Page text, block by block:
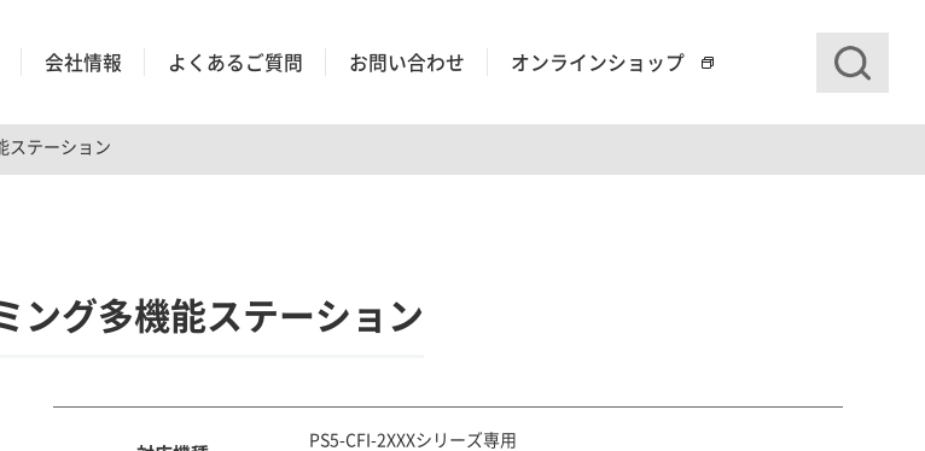
会社情報 よくあるご質問 お問い合わせ オンラインショップ
ステーション
ング多機能ステーション
PS5-CFI-2XXXシリーズ専用